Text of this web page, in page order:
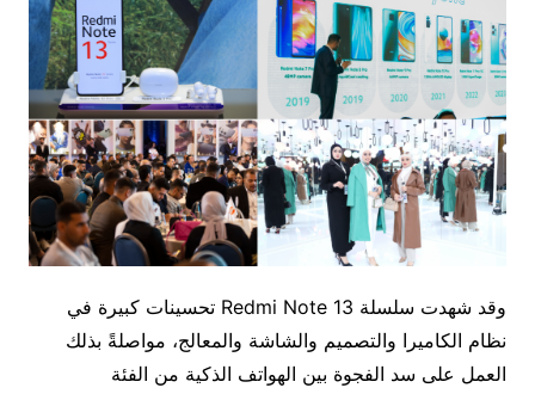
وقد شهدت سلسلة Redmi Note 13 تحسينات كبيرة في
نظام الكاميرا والتصميم والشاشة والمعالج، مواصلةً بذلك
العمل على سد الفجوة بين الهواتف الذكية من الفئة